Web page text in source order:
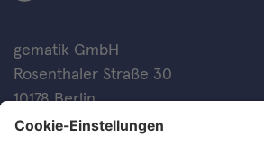
gematik GmbH
Rosenthaler Straße 30
10178 Berlin